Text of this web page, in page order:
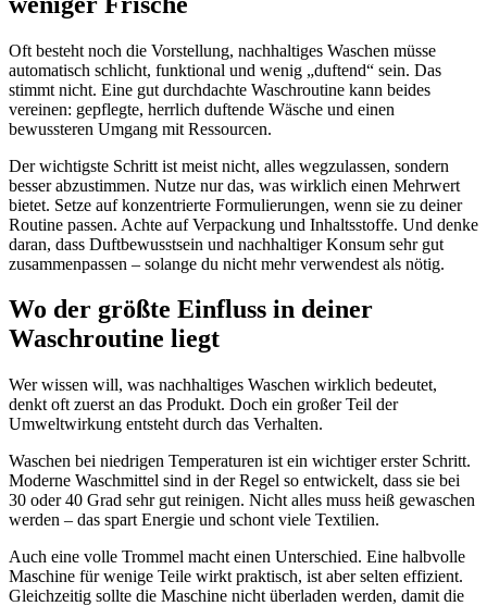
Oft besteht noch die Vorstellung, nachhaltiges Waschen müsse
automatisch schlicht, funktional und wenig „duftend“ sein. Das
stimmt nicht. Eine gut durchdachte Waschroutine kann beides
vereinen: gepflegte, herrlich duftende Wäsche und einen
bewussteren Umgang mit Ressourcen.
Der wichtigste Schritt ist meist nicht, alles wegzulassen, sondern
besser abzustimmen. Nutze nur das, was wirklich einen Mehrwert
bietet. Setze auf konzentrierte Formulierungen, wenn sie zu deiner
Routine passen. Achte auf Verpackung und Inhaltsstoffe. Und denke
daran, dass Duftbewusstsein und nachhaltiger Konsum sehr gut
zusammenpassen – solange du nicht mehr verwendest als nötig.
Wo der größte Einfluss in deiner
Waschroutine liegt
Wer wissen will, was nachhaltiges Waschen wirklich bedeutet,
denkt oft zuerst an das Produkt. Doch ein großer Teil der
Umweltwirkung entsteht durch das Verhalten.
Waschen bei niedrigen Temperaturen ist ein wichtiger erster Schritt.
Moderne Waschmittel sind in der Regel so entwickelt, dass sie bei
30 oder 40 Grad sehr gut reinigen. Nicht alles muss heiß gewaschen
werden – das spart Energie und schont viele Textilien.
Auch eine volle Trommel macht einen Unterschied. Eine halbvolle
Maschine für wenige Teile wirkt praktisch, ist aber selten effizient.
Gleichzeitig sollte die Maschine nicht überladen werden, damit die